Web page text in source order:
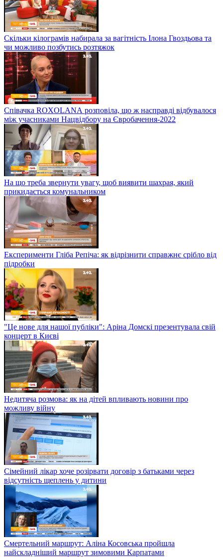
Скільки кілограмів набирала за вагітність Ілона Гвоздьова та
чи можливо позбутись розтяжок
Співачка ROXOLANА розповіла, що ж насправді відбувалося
між учасниками Нацвідбору на Євробачення-2022
На що треба звернути увагу, щоб виявити шахрая, який
прикидається комунальником
Експерименти Гліба Репіча: як відрізнити справжнє срібло від
підробки
"Це нове для нашої публіки": Аріна Домскі презентувала свій
концерт в Києві
Недитяча розмова: як на дітей впливають новини про
можливу війну
Сімейний лікар хоче розірвати договір з батьками через
відсутність щеплень у дитини
Смертельний маршрут: Аліна Косовська пройшла
найскладніший маршрут зимовими Карпатами